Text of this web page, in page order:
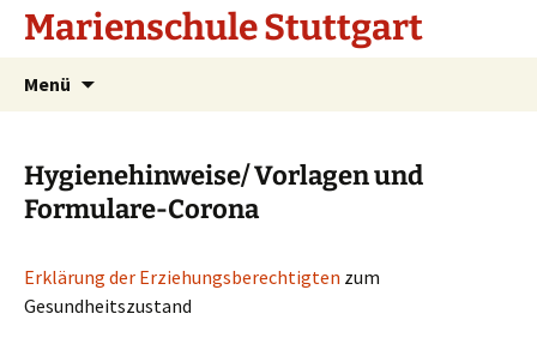
Marienschule Stuttgart
Menü
Hygienehinweise/ Vorlagen und
Formulare-Corona
Erklärung der Erziehungsberechtigten zum
Gesundheitszustand